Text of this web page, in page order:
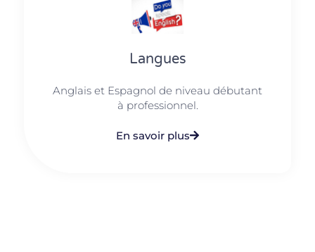
Langues
Anglais et Espagnol de niveau débutant
à professionnel.
En savoir plus